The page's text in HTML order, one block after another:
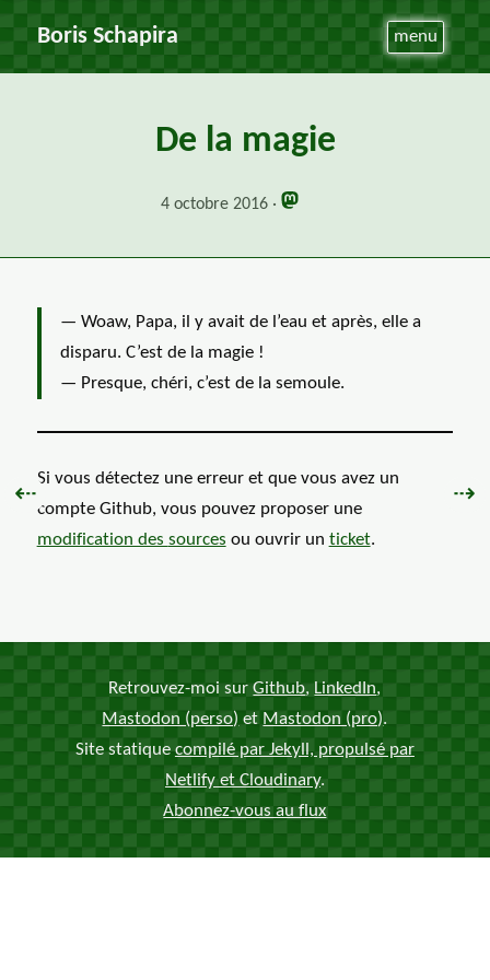
Boris Schapira menu
De la magie
4 octobre 2016
— Woaw, Papa, il y avait de l’eau et après, elle a
disparu. C’est de la magie !
— Presque, chéri, c’est de la semoule.
Si vous détectez une erreur et que vous avez un
compte Github, vous pouvez proposer une
modification des sources ou ouvrir un ticket.
Précédent :
⇠ ⇢
Retrouvez-moi surGithub, LinkedIn,
Mastodon (perso) et Mastodon (pro).
Site statique compilé par Jekyll, propulsé par
Netlify et Cloudinary.
Abonnez-vous au flux